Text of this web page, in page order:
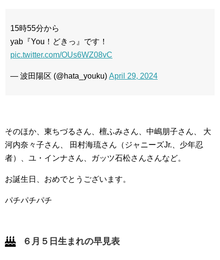
15時55分から
yab『You！どきっ』です！
pic.twitter.com/OUs6WZ08vC
— 波田陽区 (@hata_youku) April 29, 2024
そのほか、東ちづるさん、檀ふみさん、中嶋朋子さん、 大
河内奈々子さん、 田村海琉さん（ジャニーズJr.、少年忍
者）、ユ・インナさん、ガッツ石松さんさんなど。
お誕生日、おめでとうございます。
パチパチパチ
６月５日生まれの早見表